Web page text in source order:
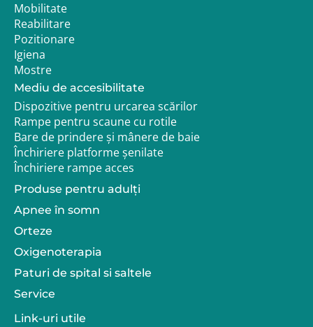
Mobilitate
Reabilitare
Pozitionare
Igiena
Mostre
Mediu de accesibilitate
Dispozitive pentru urcarea scărilor
Rampe pentru scaune cu rotile
Bare de prindere și mânere de baie
Închiriere platforme șenilate
Închiriere rampe acces
Produse pentru adulţi
Apnee în somn
Orteze
Oxigenoterapia
Paturi de spital si saltele
Service
Link-uri utile